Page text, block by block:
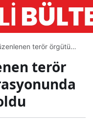
terör örgütü
terör
PAYLAŞ